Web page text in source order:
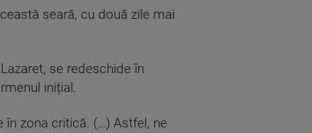
seară, cu două zile mai
se redeschide în
inițial.
în zona critică. (…) Astfel, ne